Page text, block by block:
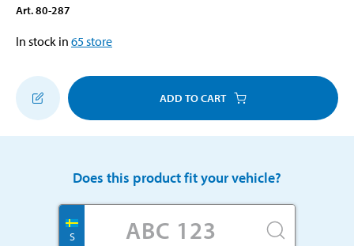
Art.80-287
In stock in 65store
ADD TO CART
Does this product fit your vehicle?
S